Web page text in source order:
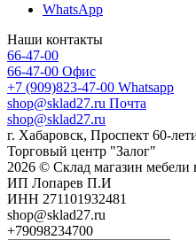
WhatsApp
Наши контакты
66-47-00
66-47-00 Офис
+7 (909)823-47-00 Whatsapp
shop@sklad27.ru Почта
shop@sklad27.ru
г. Хабаровск, Проспект 60-
Торговый центр "Залог"
2026 © Склад магазин мебели
ИП Лопарев П.И
ИНН 271101932481
shop@sklad27.ru
+79098234700